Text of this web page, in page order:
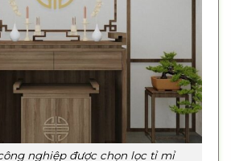
nghiệp được chọn lọc tỉ mỉ